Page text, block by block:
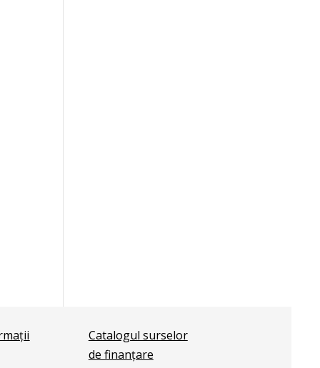
Catalogul surselor
de finanțare